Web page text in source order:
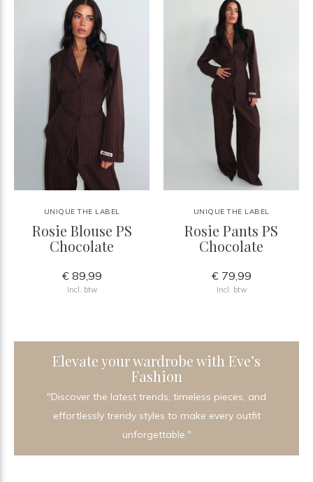
UNIQUE THE LABEL
Rosie Blouse PS
Chocolate
€ 89,99
Incl. btw
UNIQUE THE LABEL
Rosie Pants PS
Chocolate
€ 79,99
Incl. btw
Elevate your wardrobe with Eve’s
Fashion
"Discover the latest trends, timeless pieces, and
effortlessly trendy styles to make every outfit
unforgettable."